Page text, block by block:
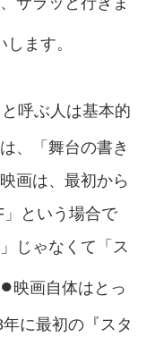
ます。
呼ぶ人は基本的
、「舞台の書き
画は、最初から
」という場合で
じゃなくて「ス
●映画自体はとっ
に最初の『スタ